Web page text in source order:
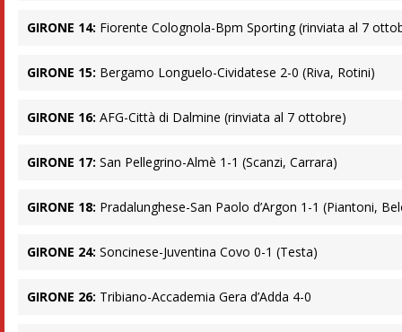
GIRONE 14: Fiorente Colognola-Bpm Sporting (rinviata al 7
GIRONE 15: Bergamo Longuelo-Cividatese 2-0 (Riva, Rotini)
GIRONE 16:AFG-Città di Dalmine (rinviata al 7 ottobre)
GIRONE 17:San Pellegrino-Almè 1-1 (Scanzi, Carrara)
GIRONE 18: Pradalunghese-San Paolo d’Argon 1-1 (Piantoni,
GIRONE 24:Soncinese-Juventina Covo 0-1 (Testa)
GIRONE 26: Tribiano-Accademia Gera d’Adda 4-0